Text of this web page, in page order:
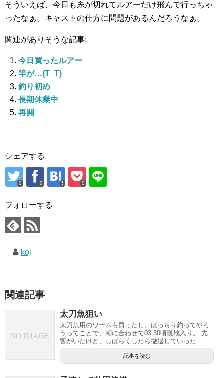
そういえば、今日も糸が切れてルアーだけ飛んで行っちゃ
ったなぁ。キャストの仕方に問題があるんだろうなぁ。
関連がありそうな記事:
今日買ったルアー
竿が…(T_T)
釣り初め
長期休業中
再開
シェアする
0 0 0
フォローする
koj
関連記事
太刀魚狙い
太刀魚用のワームも買ったし、ばっちり釣ってやろ
うってことで、潮に合わせて03:30頃現地入り。 先
客がいたけど、しばらくしたら撤退していった...
記事を読む